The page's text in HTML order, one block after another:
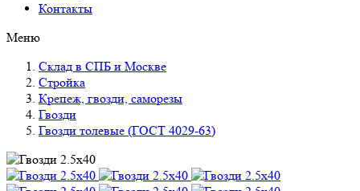
Контакты
Меню
Склад в СПБ и Москве
Стройка
Крепеж, гвозди, саморезы
Гвозди
Гвозди толевые (ГОСТ 4029-63)